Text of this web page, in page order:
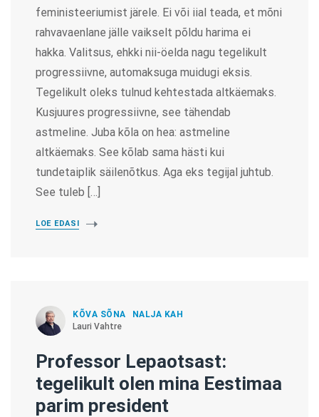
feministeeriumist järele. Ei või iial teada, et mõni
rahvavaenlane jälle vaikselt põldu harima ei
hakka. Valitsus, ehkki nii-öelda nagu tegelikult
progressiivne, automaksuga muidugi eksis.
Tegelikult oleks tulnud kehtestada altkäemaks.
Kusjuures progressiivne, see tähendab
astmeline. Juba kõla on hea: astmeline
altkäemaks. See kõlab sama hästi kui
tundetaiplik säilenõtkus. Aga eks tegijal juhtub.
See tuleb […]
LOE EDASI
KÕVA SÕNA
NALJA KAH
Lauri Vahtre
Professor Lepaotsast:
tegelikult olen mina Eestimaa
parim president